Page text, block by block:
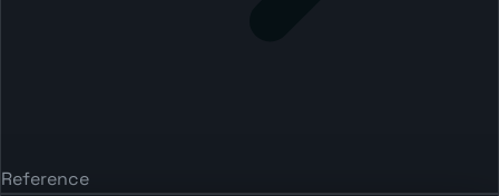
Reference